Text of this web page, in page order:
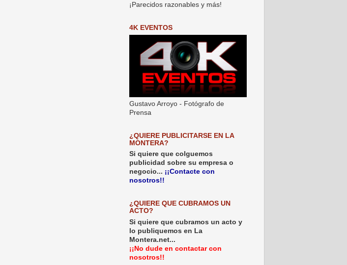
¡Parecidos razonables y más!
4K EVENTOS
Gustavo Arroyo - Fotógrafo de
Prensa
¿QUIERE PUBLICITARSE EN LA
MONTERA?
Si quiere que colguemos
publicidad sobre su empresa o
negocio... ¡¡Contacte con
nosotros!!
¿QUIERE QUE CUBRAMOS UN
ACTO?
Si quiere que cubramos un acto y
lo publiquemos en La
Montera.net...
¡¡No dude en contactar con
nosotros!!